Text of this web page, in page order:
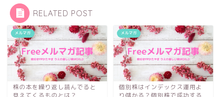
RELATED POST
メルマガ
株の本を繰り返し読んでると
メルマガ
個別株はインデックス運用よ